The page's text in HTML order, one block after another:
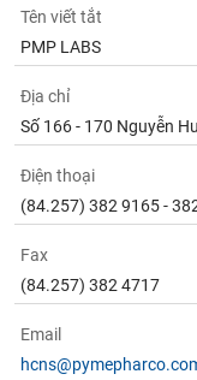
Tên viết tắt
PMP LABS
Địa chỉ
Số 166 - 170 Nguyễn
Điện thoại
(84.257) 382 9165 -
Fax
(84.257) 382 4717
Email